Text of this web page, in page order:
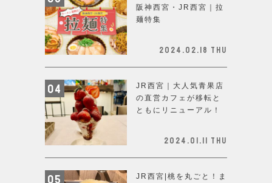
阪神西宮・JR西宮｜拉
麺特集
2024.02.18 Thu
JR西宮｜大人気青果店
の直営カフェが移転と
ともにリニューアル！
2024.01.11 Thu
JR西宮|桃を丸ごと！ま